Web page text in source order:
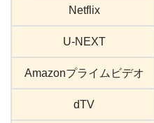
Netflix
U-NEXT
Amazonプライムビデオ
dTV